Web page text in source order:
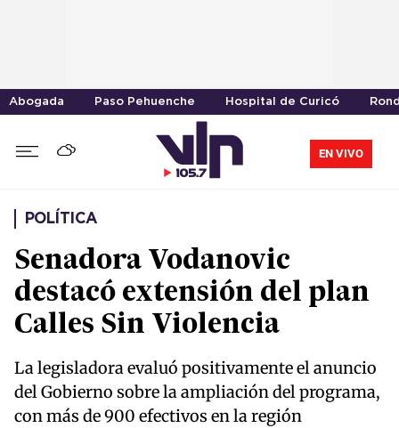
Abogada Paso Pehuenche Hospital de Curicó
EN VIVO
POLÍTICA
Senadora Vodanovic
destacó extensión del plan
Calles Sin Violencia
La legisladora evaluó positivamente el anuncio
del Gobierno sobre la ampliación del programa,
con más de 900 efectivos en la región